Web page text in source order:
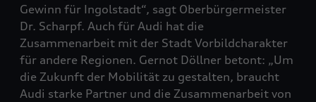
Gewinn für Ingolstadt“, sagt Oberbürgermeister
Dr. Scharpf. Auch für Audi hat die
Zusammenarbeit mit der Stadt Vorbildcharakter
für andere Regionen. Gernot Döllner betont: „Um
die Zukunft der Mobilität zu gestalten, braucht
Audi starke Partner und die Zusammenarbeit von